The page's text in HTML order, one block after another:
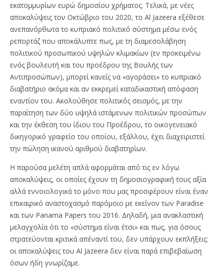
εκατομμυρίων ευρώ δημοσίου χρήματος. Τελικά, με νέες
αποκαλύψεις τον Οκτώβριο του 2020, το Al Jazeera εξέθεσε
ανεπανόρθωτα το κυπριακό πολιτικό σύστημα μέσω ενός
ρεπορτάζ που αποκάλυπτε πως, με τη διαμεσολάβηση
πολιτικού προσωπικού υψηλών κλιμακίων (εν προκειμένω
ενός βουλευτή και του προέδρου της Βουλής των
Αντιπροσώπων), μπορεί κανείς να «αγοράσει» το κυπριακό
διαβατήριο ακόμα και αν εκκρεμεί καταδικαστική απόφαση
εναντίον του. Ακολούθησε πολιτικός σεισμός, με την
παραίτηση των δύο υψηλά ιστάμενων πολιτικών προσώπων
και την έκθεση του ίδιου του Προέδρου, το οικογενειακό
δικηγορικό γραφείο του οποίου, εξάλλου, έχει διαχειριστεί
την πώληση ικανού αριθμού διαβατηρίων.
Η παρούσα μελέτη απλά αφορμάται από τις εν λόγω
αποκαλύψεις, οι οποίες έχουν τη δημοσιογραφική τους αξία
αλλά εννοιολογικά το μόνο που μας προσφέρουν είναι έναν
επικαιρικό αναστοχασμό παρόμοιο με εκείνον των Paradise
και των Panama Papers του 2016. Δηλαδή, μια ανακλαστική
μελαγχολία ότι το «σύστημα είναι έτσι» και πως, για όσους
στρατεύονται κριτικά απέναντί του, δεν υπάρχουν εκπλήξεις:
οι αποκαλύψεις του Al Jazeera δεν είναι παρά επιβεβαίωση
όσων ήδη γνωρίζαμε.